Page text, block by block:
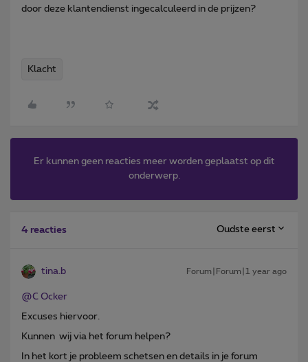
door deze klantendienst ingecalculeerd in de prijzen?
Klacht
Er kunnen geen reacties meer worden geplaatst op dit
onderwerp.
4 reacties Oudste eerst
tina.b Forum|Forum|1 year ago
@C Ocker
Excuses hiervoor.
Kunnen wij via het forum helpen?
In het kort je probleem schetsen en details in je forum